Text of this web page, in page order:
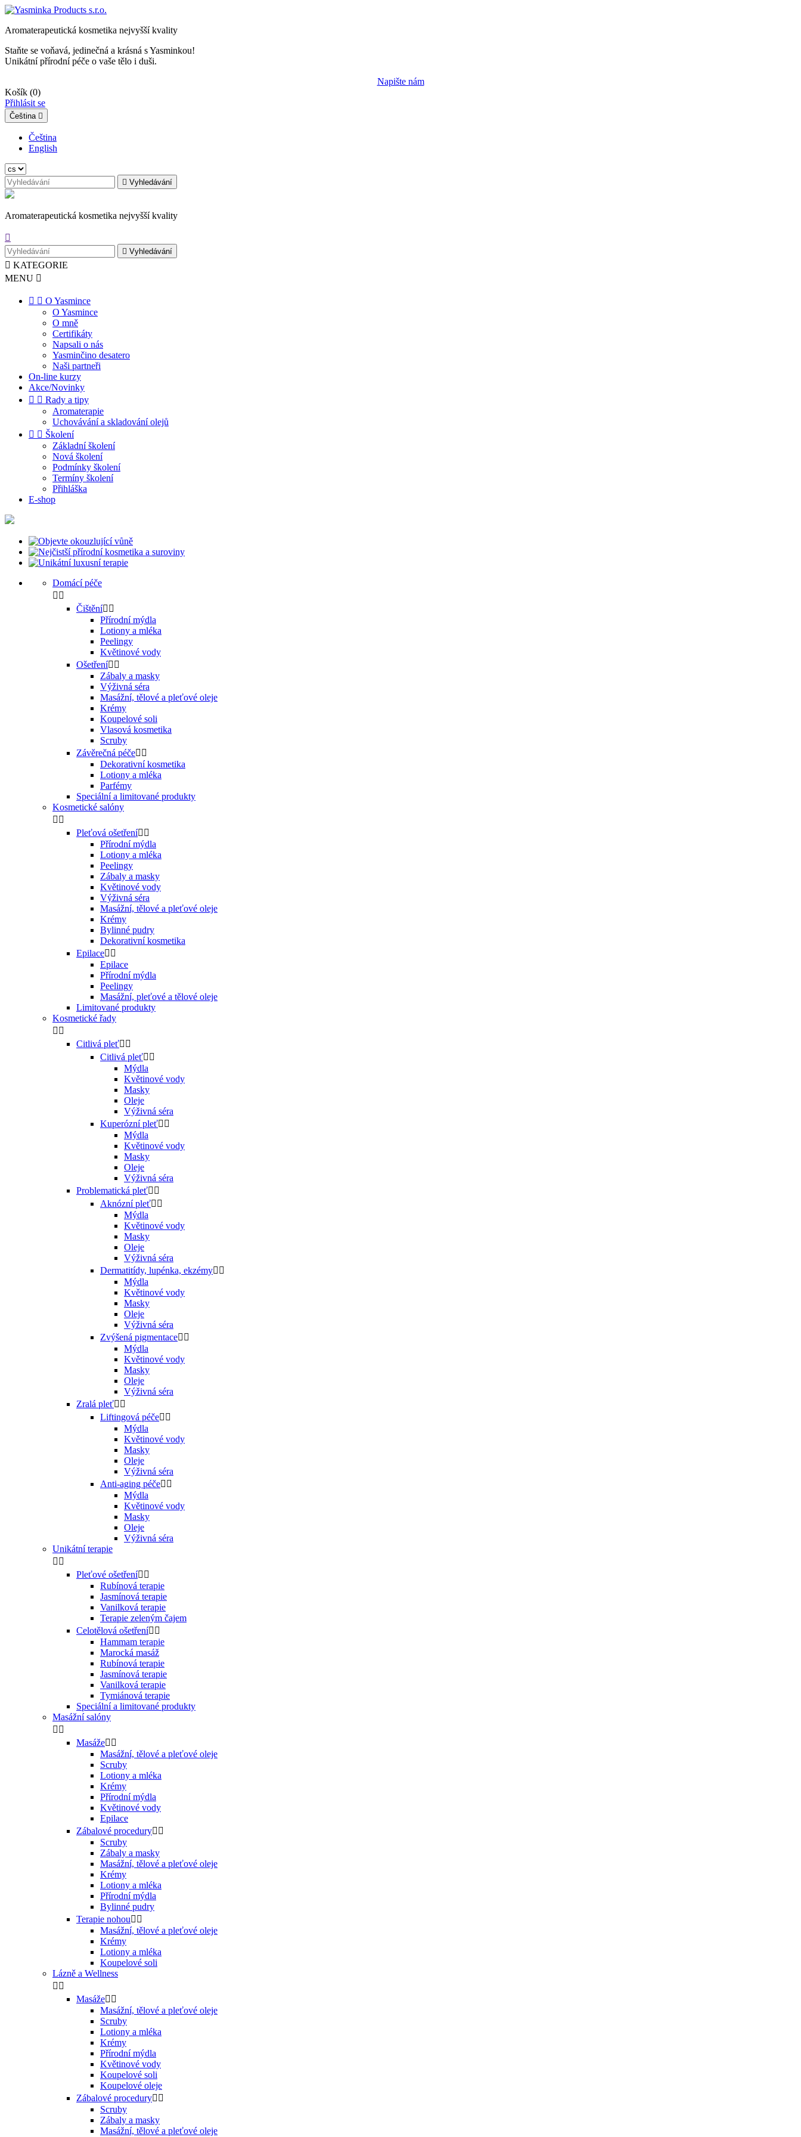
Aromaterapeutická kosmetika nejvyšší kvality
Staňte se voňavá, jedinečná a krásná s Yasminkou!
Unikátní přírodní péče o vaše tělo i duši.
Napište nám
Košík (0)
Přihlásit se
Čeština 
Čeština
English
 Vyhledávání
Aromaterapeutická kosmetika nejvyšší kvality

 Vyhledávání
 KATEGORIE
MENU 
  O Yasmince
O Yasmince
O mně
Certifikáty
Napsali o nás
Yasminčino desatero
Naši partneři
On-line kurzy
Akce/Novinky
  Rady a tipy
Aromaterapie
Uchovávání a skladování olejů
  Školení
Základní školení
Nová školení
Podmínky školení
Termíny školení
Přihláška
E-shop
Domácí péče
 
Čištění 
Přírodní mýdla
Lotiony a mléka
Peelingy
Květinové vody
Ošetření 
Zábaly a masky
Výživná séra
Masážní, tělové a pleťové oleje
Krémy
Koupelové soli
Vlasová kosmetika
Scruby
Závěrečná péče 
Dekorativní kosmetika
Lotiony a mléka
Parfémy
Speciální a limitované produkty
Kosmetické salóny
 
Pleťová ošetření 
Přírodní mýdla
Lotiony a mléka
Peelingy
Zábaly a masky
Květinové vody
Výživná séra
Masážní, tělové a pleťové oleje
Krémy
Bylinné pudry
Dekorativní kosmetika
Epilace 
Epilace
Přírodní mýdla
Peelingy
Masážní, pleťové a tělové oleje
Limitované produkty
Kosmetické řady
 
Citlivá pleť 
Citlivá pleť 
Mýdla
Květinové vody
Masky
Oleje
Výživná séra
Kuperózní pleť 
Mýdla
Květinové vody
Masky
Oleje
Výživná séra
Problematická pleť 
Aknózní pleť 
Mýdla
Květinové vody
Masky
Oleje
Výživná séra
Dermatitídy, lupénka, ekzémy 
Mýdla
Květinové vody
Masky
Oleje
Výživná séra
Zvýšená pigmentace 
Mýdla
Květinové vody
Masky
Oleje
Výživná séra
Zralá pleť 
Liftingová péče 
Mýdla
Květinové vody
Masky
Oleje
Výživná séra
Anti-aging péče 
Mýdla
Květinové vody
Masky
Oleje
Výživná séra
Unikátní terapie
 
Pleťové ošetření 
Rubínová terapie
Jasmínová terapie
Vanilková terapie
Terapie zeleným čajem
Celotělová ošetření 
Hammam terapie
Marocká masáž
Rubínová terapie
Jasmínová terapie
Vanilková terapie
Tymiánová terapie
Speciální a limitované produkty
Masážní salóny
 
Masáže 
Masážní, tělové a pleťové oleje
Scruby
Lotiony a mléka
Krémy
Přírodní mýdla
Květinové vody
Epilace
Zábalové procedury 
Scruby
Zábaly a masky
Masážní, tělové a pleťové oleje
Krémy
Lotiony a mléka
Přírodní mýdla
Bylinné pudry
Terapie nohou 
Masážní, tělové a pleťové oleje
Krémy
Lotiony a mléka
Koupelové soli
Lázně a Wellness
 
Masáže 
Masážní, tělové a pleťové oleje
Scruby
Lotiony a mléka
Krémy
Přírodní mýdla
Květinové vody
Koupelové soli
Koupelové oleje
Zábalové procedury 
Scruby
Zábaly a masky
Masážní, tělové a pleťové oleje